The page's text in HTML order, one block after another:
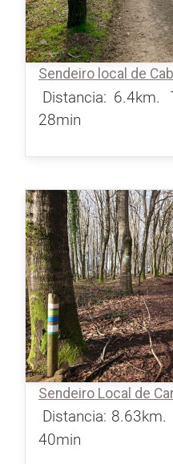
Sendeiro local de
Distancia: 6.4km.
28min
Sendeiro Local de
Distancia: 8.63km.
40min